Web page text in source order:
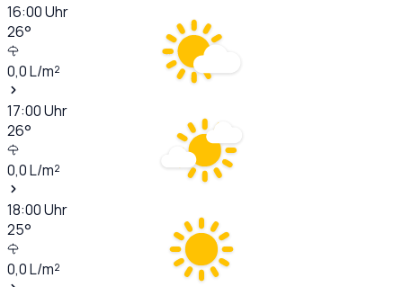
16:00Uhr
26°
0,0L/m²
17:00Uhr
26°
0,0L/m²
18:00Uhr
25°
0,0L/m²